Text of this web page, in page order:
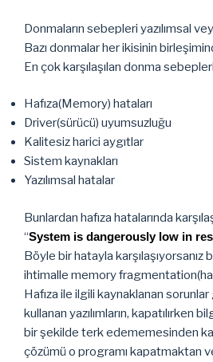
Donmaların sebepleri yazılımsal
Bazı donmalar her ikisinin
En çok karşılaşılan donma
Hafıza(Memory) hataları
Driver(sürücü) uyumsuzluğu
Kalitesiz harici aygıtlar
Sistem kaynakları
Yazılımsal hatalar
Bunlardan hafıza hatalarında
“System is dangerously low in
Böyle bir hatayla karşılaşıyorsanız
ihtimalle memory
Hafıza ile ilgili kaynaklanan
kullanan yazılımların, kapatılırken
bir şekilde terk edememesinden
çözümü o programı kapatmaktan